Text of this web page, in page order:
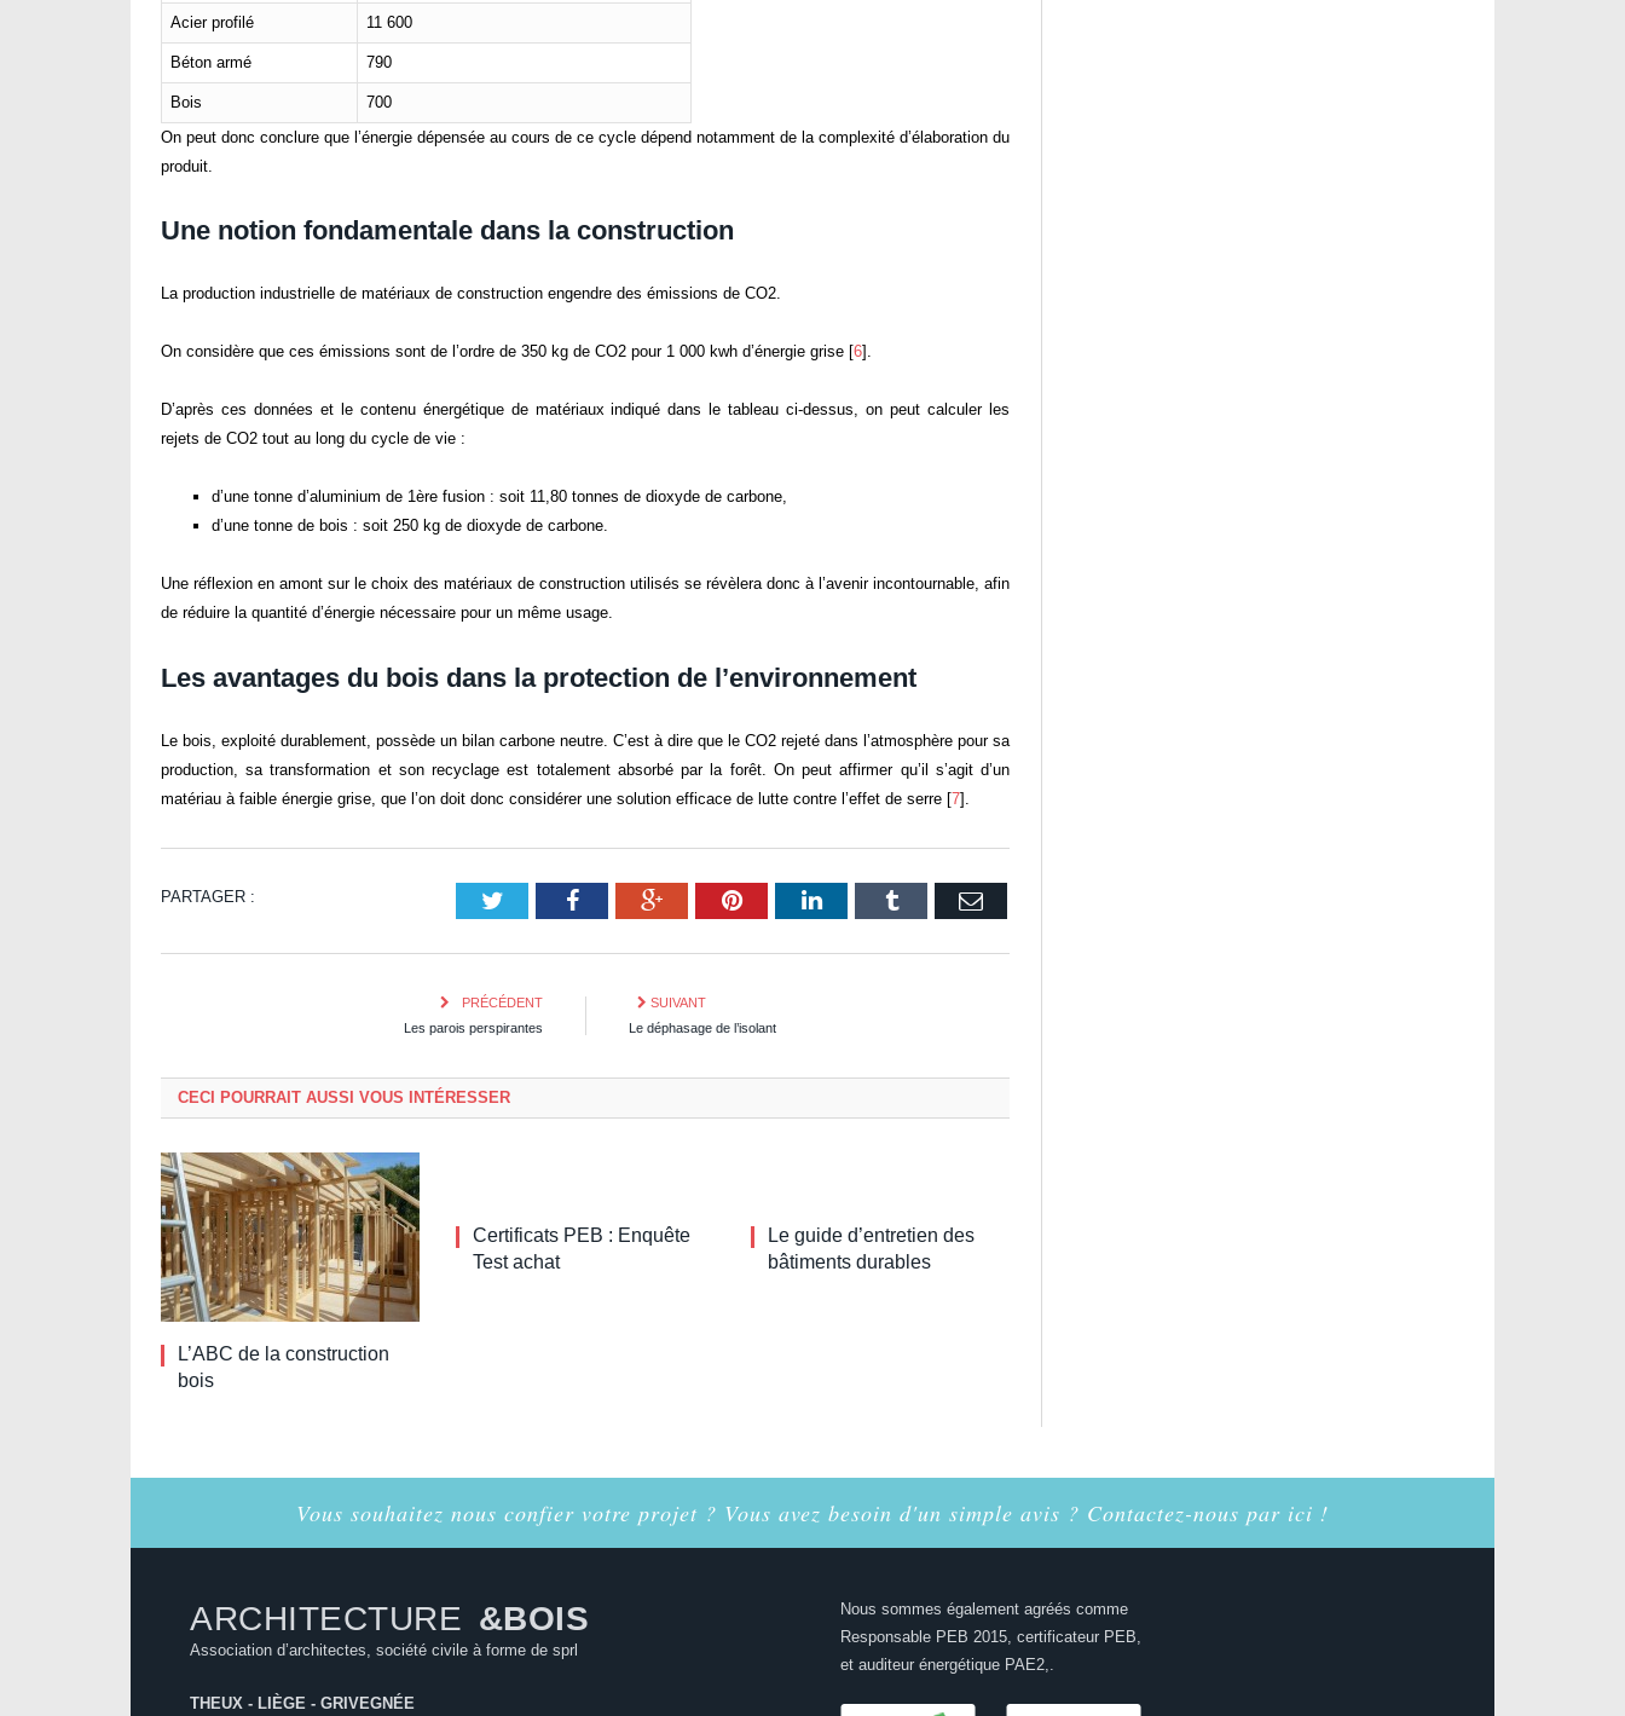
Acier profilé 11 600
Béton armé 790
Bois
700
On peut donc conclure que l’énergie dépensée au cours de ce cycle dépend notamment de la complexité d’élaboration du
produit.
Une notion fondamentale dans la construction
La production industrielle de matériaux de construction engendre des émissions de CO2.
On considère que ces émissions sont de l’ordre de 350 kg de CO2 pour 1 000 kwh d’énergie grise [6].
D’après ces données et le contenu énergétique de matériaux indiqué dans le tableau ci-dessus, on peut calculer les
rejets de CO2 tout au long du cycle de vie :
d’une tonne d’aluminium de 1ère fusion : soit 11,80 tonnes de dioxyde de carbone,
d’une tonne de bois : soit 250 kg de dioxyde de carbone.
Une réflexion en amont sur le choix des matériaux de construction utilisés se révèlera donc à l’avenir incontournable, afin
de réduire la quantité d’énergie nécessaire pour un même usage.
Les avantages du bois dans la protection de l’environnement
Le bois, exploité durablement, possède un bilan carbone neutre. C’est à dire que le CO2 rejeté dans l’atmosphère pour sa
production, sa transformation et son recyclage est totalement absorbé par la forêt. On peut affirmer qu’il s’agit d’un
matériau à faible énergie grise, que l’on doit donc considérer une solution efficace de lutte contre l’effet de serre [7].
PARTAGER : Twitter FacebookGoogle+PinterestLinkedInTumblr Email
PRÉCÉDENT
Les parois perspirantes
SUIVANT
Le déphasage de l’isolant
CECI POURRAIT AUSSI VOUS INTÉRESSER
L’ABC de la construction
bois
Certificats PEB : Enquête
Test achat
Le guide d’entretien des
bâtiments durables
Vous souhaitez nous confier votre projet ? Vous avez besoin d'un simple avis ? Contactez-nous par ici !
ARCHITECTURE &BOIS
Association d’architectes, société civile à forme de sprl
THEUX - LIÈGE - GRIVEGNÉE
Nous sommes également agréés comme
Responsable PEB 2015, certificateur PEB,
et auditeur énergétique PAE2,.